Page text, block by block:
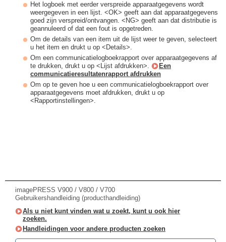
Het logboek met eerder verspreide apparaatgegevens wordt
weergegeven in een lijst. <OK> geeft aan dat apparaatgegevens
goed zijn verspreid/ontvangen. <NG> geeft aan dat distributie is
geannuleerd of dat een fout is opgetreden.
Om de details van een item uit de lijst weer te geven, selecteert
u het item en drukt u op <Details>.
Om een communicatielogboekrapport over apparaatgegevens af
te drukken, drukt u op <Lijst afdrukken>.
Een
communicatieresultatenrapport afdrukken
Om op te geven hoe u een communicatielogboekrapport over
apparaatgegevens moet afdrukken, drukt u op
<Rapportinstellingen>.
imagePRESS V900 / V800 / V700
Gebruikershandleiding (producthandleiding)
Als u niet kunt vinden wat u zoekt, kunt u ook hier
zoeken.
Handleidingen voor andere producten zoeken